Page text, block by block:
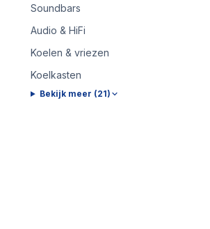
Soundbars
Audio & HiFi
Koelen & vriezen
Koelkasten
Bekijk meer (21)